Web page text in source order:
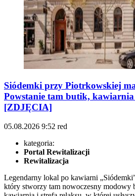
Siódemki przy Piotrkowskiej
Powstanie tam butik, kawiarnia
[ZDJĘCIA]
05.08.2026 9:52 red
kategoria:
Portal Rewitalizacji
Rewitalizacja
Legendarny lokal po kawiarni
który stworzy tam nowoczesny modowy